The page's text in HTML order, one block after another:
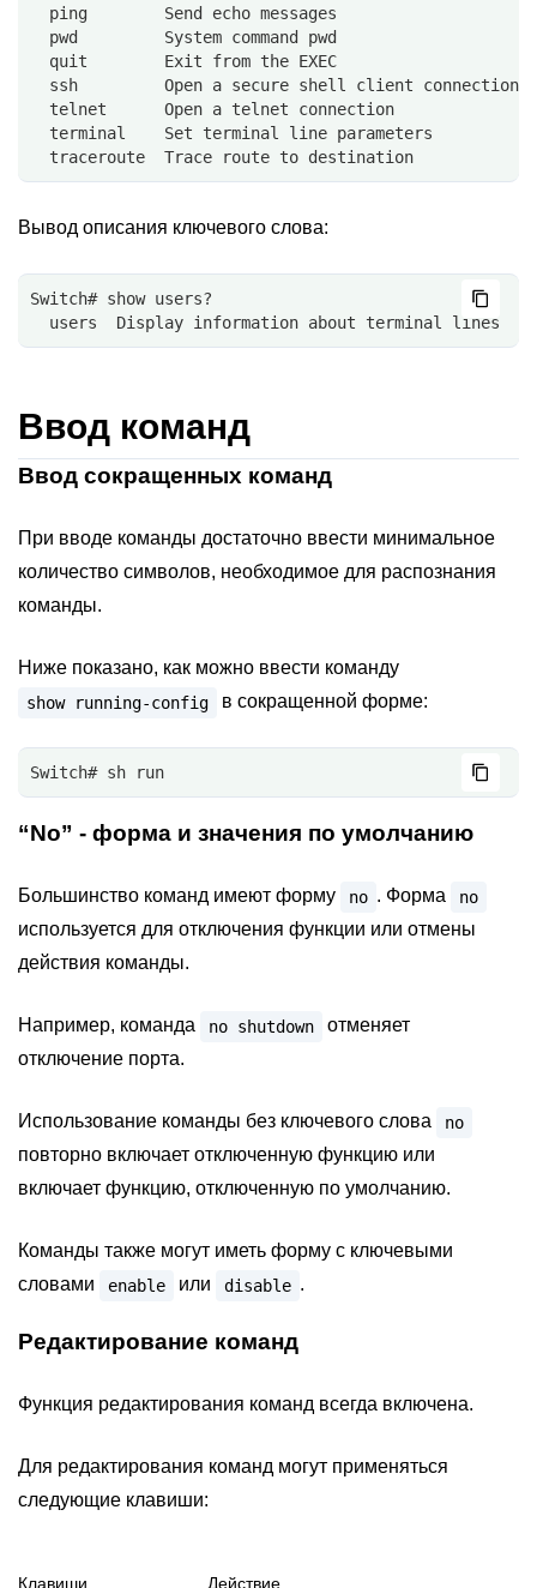
  ping        Send echo messages
  pwd         System command pwd
  quit        Exit from the EXEC
  ssh         Open a secure shell client connection
  telnet      Open a telnet connection
  terminal    Set terminal line parameters
  traceroute  Trace route to destination
Вывод описания ключевого слова:
Switch# show users?
  users  Display information about terminal lines
Ввод команд
Ввод сокращенных команд
При вводе команды достаточно ввести минимальное
количество символов, необходимое для распознания
команды.
Ниже показано, как можно ввести команду
show running-config в сокращенной форме:
Switch# sh run
“No” - форма и значения по умолчанию
Большинство команд имеют форму no . Форма no
используется для отключения функции или отмены
действия команды.
Например, команда no shutdown
отменяет
отключение порта.
Использование команды без ключевого слова no
повторно включает отключенную функцию или
включает функцию, отключенную по умолчанию.
Команды также могут иметь форму c ключевыми
словами
enable или disable .
Редактирование команд
Функция редактирования команд всегда включена.
Для редактирования команд могут применяться
следующие клавиши:
Клавиши Действие